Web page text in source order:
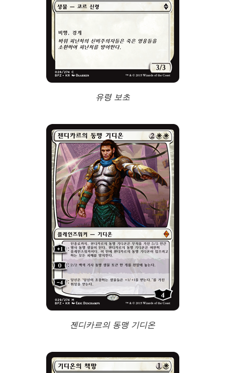
유령 보초
젠디카르의 동맹 기디온